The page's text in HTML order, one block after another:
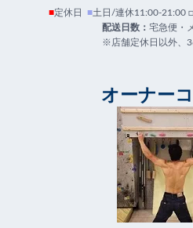
■定休日 ■土日/連休11:00-21:00
配送日数： 宅急便・
※店舗定休日以外、
オーナー